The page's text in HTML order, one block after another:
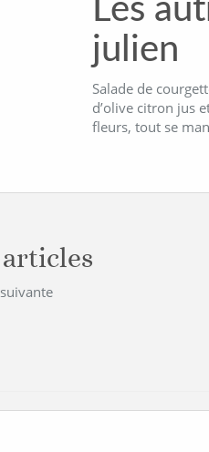
Les
julien
Salade de
d’olive citron jus
fleurs, tout se